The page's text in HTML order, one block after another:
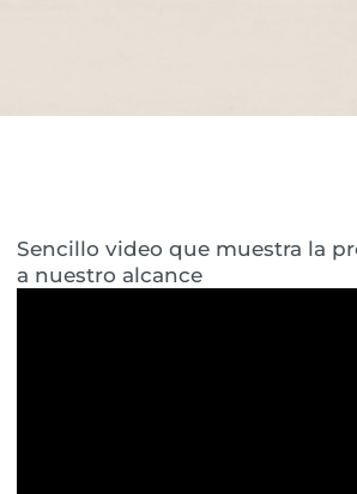
Sencillo video que muestra la
a nuestro alcance